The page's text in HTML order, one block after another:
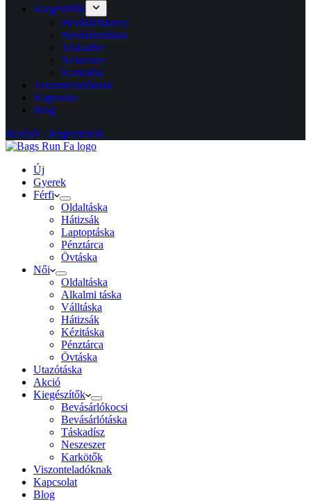
Kiegészítők
Bevásárlókocsi
Bevásárlótáska
Táskadísz
Neszeszer
Karkötők
Viszonteladóknak
Kapcsolat
Blog
Belépés / Regisztráció
Új
Gyerek
Férfi
Oldaltáska
Hátizsák
Laptoptáska
Pénztárca
Övtáska
Női
Oldaltáska
Alkalmi táska
Válltáska
Hátizsák
Kézitáska
Pénztárca
Övtáska
Utazótáska
Akció
Kiegészítők
Bevásárlókocsi
Bevásárlótáska
Táskadísz
Neszeszer
Karkötők
Viszonteladóknak
Kapcsolat
Blog